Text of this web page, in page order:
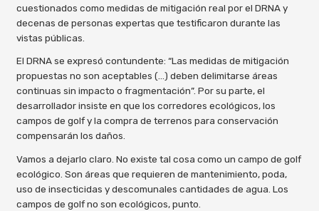
cuestionados como medidas de mitigación real por el DRNA y
decenas de personas expertas que testificaron durante las
vistas públicas.
El DRNA se expresó contundente: “Las medidas de mitigación
propuestas no son aceptables (…) deben delimitarse áreas
continuas sin impacto o fragmentación”. Por su parte, el
desarrollador insiste en que los corredores ecológicos, los
campos de golf y la compra de terrenos para conservación
compensarán los daños.
Vamos a dejarlo claro. No existe tal cosa como un campo de golf
ecológico. Son áreas que requieren de mantenimiento, poda,
uso de insecticidas y descomunales cantidades de agua. Los
campos de golf no son ecológicos, punto.